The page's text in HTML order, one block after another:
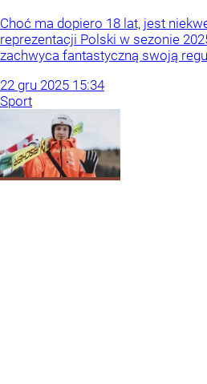
Choć ma dopiero 18 lat, jest
reprezentacji Polski w sezonie
zachwyca fantastyczną swoją
22 gru 2025 15:34
Sport